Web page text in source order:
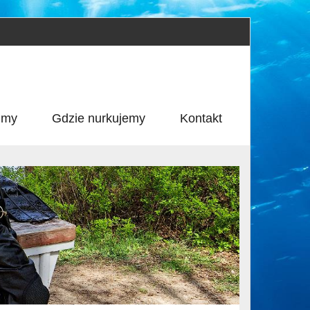
Gdzie nurkujemy Kontakt